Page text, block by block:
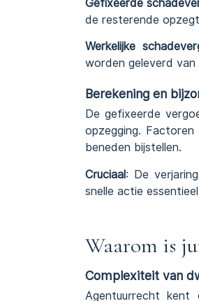
Gefixeerde
de resterende
Werkelijke
worden geleverd
Berekening en
De gefixeerde
opzegging.
beneden bijstellen.
Cruciaal: De
snelle actie
Waarom is
Complexiteit van
Agentuurrecht kent